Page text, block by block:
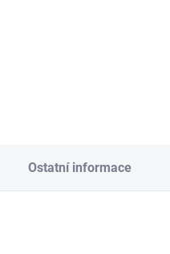
Ostatní informace